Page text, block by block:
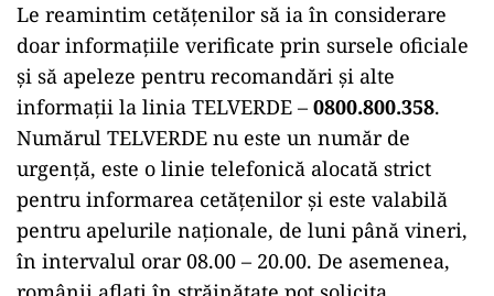
Le reamintim cetățenilor să ia în considerare
doar informațiile verificate prin sursele oficiale
și să apeleze pentru recomandări și alte
informații la linia TELVERDE – 0800.800.358.
Numărul TELVERDE nu este un număr de
urgență, este o linie telefonică alocată strict
pentru informarea cetățenilor și este valabilă
pentru apelurile naționale, de luni până vineri,
în intervalul orar 08.00 – 20.00. De asemenea,